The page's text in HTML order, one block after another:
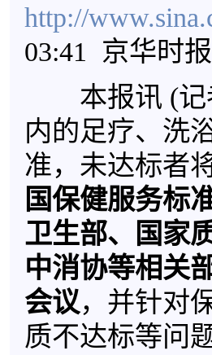
http://
03:41 京华时报
本报讯 (记
内的足疗、洗
准，未达标者
国保健服务标
卫生部、国家
中消协等相关
会议，并针对
质不达标等问